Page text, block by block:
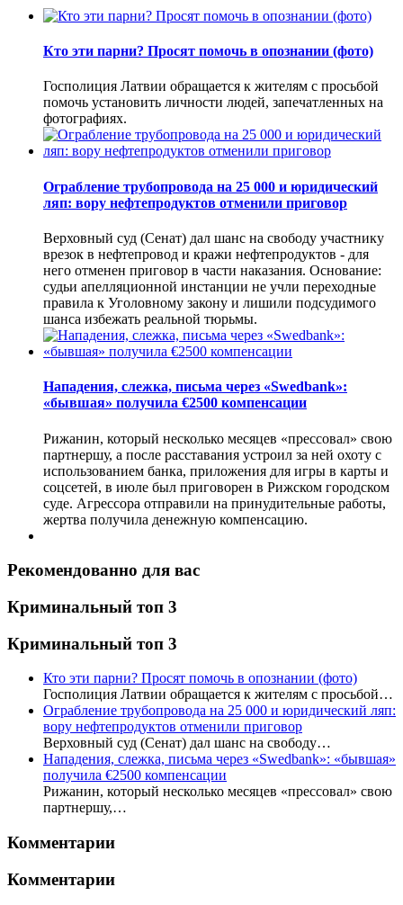
Кто эти парни? Просят помочь в опознании (фото)
Госполиция Латвии обращается к жителям с просьбой
помочь установить личности людей, запечатленных на
фотографиях.
Ограбление трубопровода на 25 000 и юридический
ляп: вору нефтепродуктов отменили приговор
Верховный суд (Сенат) дал шанс на свободу участнику
врезок в нефтепровод и кражи нефтепродуктов - для
него отменен приговор в части наказания. Основание:
судьи апелляционной инстанции не учли переходные
правила к Уголовному закону и лишили подсудимого
шанса избежать реальной тюрьмы.
Нападения, слежка, письма через «Swedbank»:
«бывшая» получила €2500 компенсации
Рижанин, который несколько месяцев «прессовал» свою
партнершу, а после расставания устроил за ней охоту с
использованием банка, приложения для игры в карты и
соцсетей, в июле был приговорен в Рижском городском
суде. Агрессора отправили на принудительные работы,
жертва получила денежную компенсацию.
Рекомендованно для вас
Криминальный топ 3
Криминальный топ 3
Кто эти парни? Просят помочь в опознании (фото)
Госполиция Латвии обращается к жителям с просьбой…
Ограбление трубопровода на 25 000 и юридический ляп:
вору нефтепродуктов отменили приговор
Верховный суд (Сенат) дал шанс на свободу…
Нападения, слежка, письма через «Swedbank»: «бывшая»
получила €2500 компенсации
Рижанин, который несколько месяцев «прессовал» свою
партнершу,…
Комментарии
Комментарии